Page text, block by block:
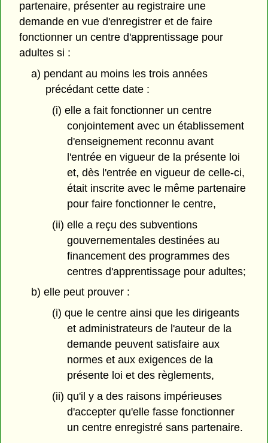
partenaire, présenter au registraire une
demande en vue d'enregistrer et de faire
fonctionner un centre d'apprentissage pour
adultes si :
a) pendant au moins les trois années
précédant cette date :
(i) elle a fait fonctionner un centre
conjointement avec un établissement
d'enseignement reconnu avant
l'entrée en vigueur de la présente loi
et, dès l'entrée en vigueur de celle-ci,
était inscrite avec le même partenaire
pour faire fonctionner le centre,
(ii) elle a reçu des subventions
gouvernementales destinées au
financement des programmes des
centres d'apprentissage pour adultes;
b) elle peut prouver :
(i) que le centre ainsi que les dirigeants
et administrateurs de l'auteur de la
demande peuvent satisfaire aux
normes et aux exigences de la
présente loi et des règlements,
(ii) qu'il y a des raisons impérieuses
d'accepter qu'elle fasse fonctionner
un centre enregistré sans partenaire.